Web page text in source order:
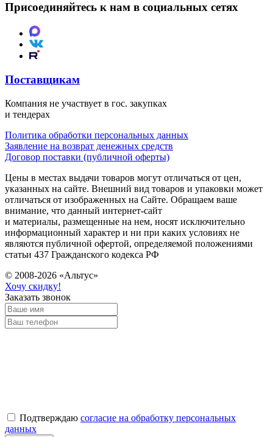
Присоединяйтесь к нам в социальных сетях
Поставщикам
Компания не участвует в гос. закупках
и тендерах
Политика обработки персональных данных
Заявление на возврат денежных средств
Договор поставки (публичной оферты)
Цены в местах выдачи товаров могут отличаться от цен,
указанных на сайте. Внешний вид товаров и упаковки может
отличаться от изображенных на Сайте. Обращаем ваше
внимание, что данный интернет-сайт
и материалы, размещенные на нем, носят исключительно
информационный характер и ни при каких условиях не
являются публичной офертой, определяемой положениями
статьи 437 Гражданского кодекса РФ
© 2008-2026 «Альтус»
Хочу скидку!
Заказать звонок
Подтверждаю согласие на обработку персональных
данных